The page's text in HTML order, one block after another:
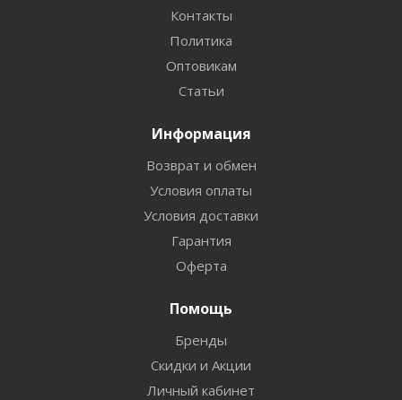
Контакты
Политика
Оптовикам
Статьи
Информация
Возврат и обмен
Условия оплаты
Условия доставки
Гарантия
Оферта
Помощь
Бренды
Скидки и Акции
Личный кабинет